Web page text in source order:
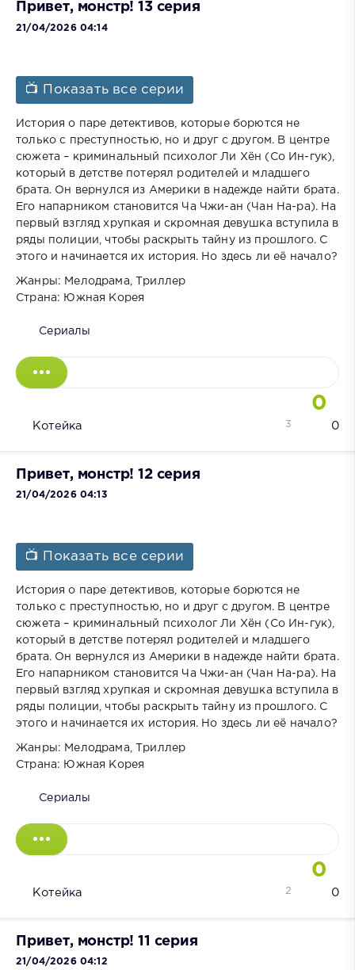
Привет, монстр! 13 серия
21/04/2026 04:14
📺 Показать все серии
История о паре детективов, которые борются не
только с преступностью, но и друг с другом. В центре
сюжета – криминальный психолог Ли Хён (Со Ин-гук),
который в детстве потерял родителей и младшего
брата. Он вернулся из Америки в надежде найти брата.
Его напарником становится Ча Чжи-ан (Чан На-ра). На
первый взгляд хрупкая и скромная девушка вступила в
ряды полиции, чтобы раскрыть тайну из прошлого. С
этого и начинается их история. Но здесь ли её начало?
Жанры: Мелодрама, Триллер
Страна: Южная Корея
Сериалы
0
Котейка 0
3
Привет, монстр! 12 серия
21/04/2026 04:13
📺 Показать все серии
История о паре детективов, которые борются не
только с преступностью, но и друг с другом. В центре
сюжета – криминальный психолог Ли Хён (Со Ин-гук),
который в детстве потерял родителей и младшего
брата. Он вернулся из Америки в надежде найти брата.
Его напарником становится Ча Чжи-ан (Чан На-ра). На
первый взгляд хрупкая и скромная девушка вступила в
ряды полиции, чтобы раскрыть тайну из прошлого. С
этого и начинается их история. Но здесь ли её начало?
Жанры: Мелодрама, Триллер
Страна: Южная Корея
Сериалы
0
Котейка 0
2
Привет, монстр! 11 серия
21/04/2026 04:12